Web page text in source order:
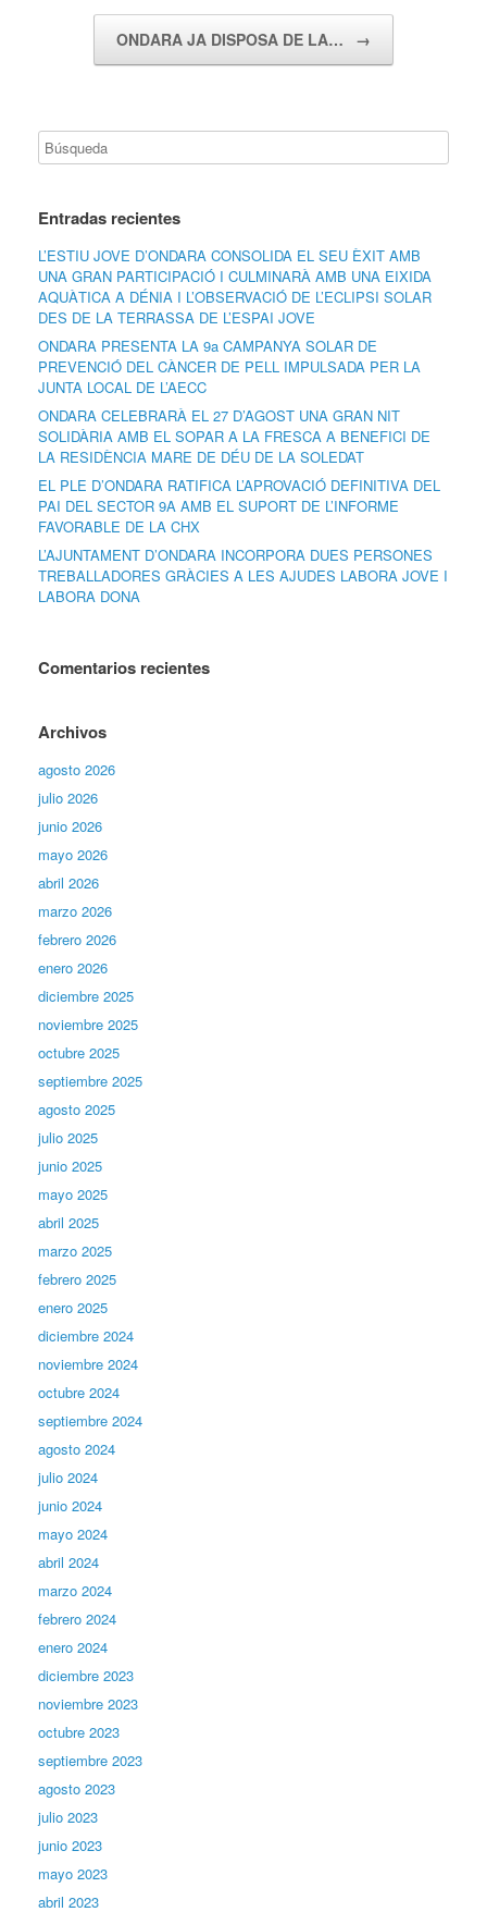
ONDARA JA DISPOSA DE LA… →
Entradas recientes
L’ESTIU JOVE D’ONDARA CONSOLIDA EL SEU ÈXIT AMB
UNA GRAN PARTICIPACIÓ I CULMINARÀ AMB UNA EIXIDA
AQUÀTICA A DÉNIA I L’OBSERVACIÓ DE L’ECLIPSI SOLAR
DES DE LA TERRASSA DE L’ESPAI JOVE
ONDARA PRESENTA LA 9a CAMPANYA SOLAR DE
PREVENCIÓ DEL CÀNCER DE PELL IMPULSADA PER LA
JUNTA LOCAL DE L’AECC
ONDARA CELEBRARÀ EL 27 D’AGOST UNA GRAN NIT
SOLIDÀRIA AMB EL SOPAR A LA FRESCA A BENEFICI DE
LA RESIDÈNCIA MARE DE DÉU DE LA SOLEDAT
EL PLE D’ONDARA RATIFICA L’APROVACIÓ DEFINITIVA DEL
PAI DEL SECTOR 9A AMB EL SUPORT DE L’INFORME
FAVORABLE DE LA CHX
L’AJUNTAMENT D’ONDARA INCORPORA DUES PERSONES
TREBALLADORES GRÀCIES A LES AJUDES LABORA JOVE I
LABORA DONA
Comentarios recientes
Archivos
agosto 2026
julio 2026
junio 2026
mayo 2026
abril 2026
marzo 2026
febrero 2026
enero 2026
diciembre 2025
noviembre 2025
octubre 2025
septiembre 2025
agosto 2025
julio 2025
junio 2025
mayo 2025
abril 2025
marzo 2025
febrero 2025
enero 2025
diciembre 2024
noviembre 2024
octubre 2024
septiembre 2024
agosto 2024
julio 2024
junio 2024
mayo 2024
abril 2024
marzo 2024
febrero 2024
enero 2024
diciembre 2023
noviembre 2023
octubre 2023
septiembre 2023
agosto 2023
julio 2023
junio 2023
mayo 2023
abril 2023